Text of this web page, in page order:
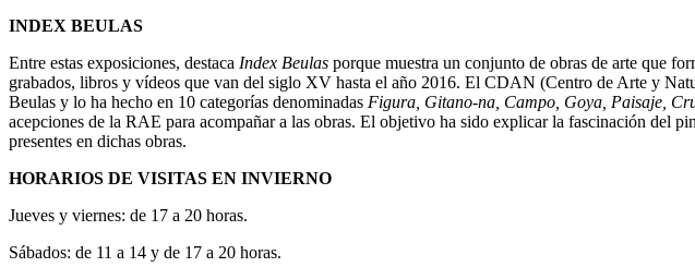
INDEX BEULAS
Entre estas exposiciones, destaca Index Beulas porque muestra un conjunto de obras de arte que
grabados, libros y vídeos que van del siglo XV hasta el año 2016. El CDAN (Centro de Arte y
Beulas y lo ha hecho en 10 categorías denominadas Figura, Gitano-na, Campo, Goya, Paisaje,
acepciones de la RAE para acompañar a las obras. El objetivo ha sido explicar la fascinación del
presentes en dichas obras.
HORARIOS DE VISITAS EN INVIERNO
Jueves y viernes: de 17 a 20 horas.
Sábados: de 11 a 14 y de 17 a 20 horas.